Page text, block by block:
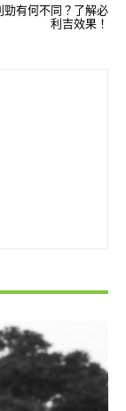
勁有何不同？了解必
利吉效果！